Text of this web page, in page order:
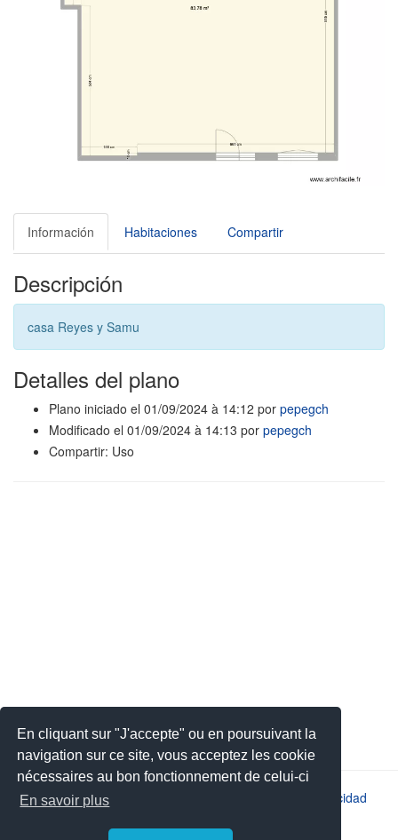
En cliquant sur "J'accepte" ou en poursuivant la
navigation sur ce site, vous acceptez les cookie
nécessaires au bon fonctionnement de celui-ci
En savoir plus
Información Habitaciones Compartir
Descripción
casa Reyes y Samu
Detalles del plano
Plano iniciado el 01/09/2024 à 14:12 por pepegch
Modificado el 01/09/2024 à 14:13 por pepegch
Compartir: Uso
2026 © JSYS | Política de privacidad